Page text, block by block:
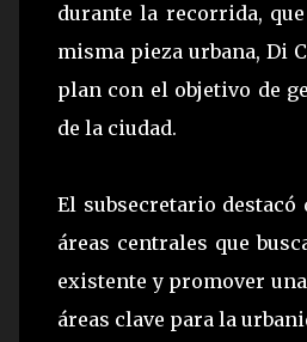
durante la recorrida,
misma pieza urbana, Di
plan con el objetivo de
de la ciudad.
El subsecretario
áreas centrales que
existente y promover
áreas clave para la